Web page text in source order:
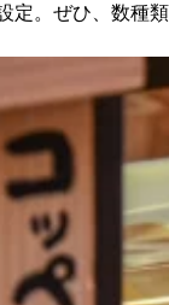
定。ぜひ、数種類